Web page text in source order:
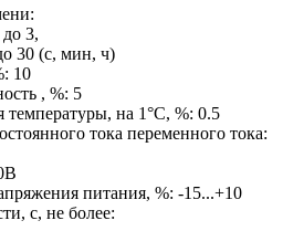
3,
30 (с, мин, ч)
10
, %: 5
на 1°С, %: 0.5
тока переменного тока:
питания, %: -15...+10
с, не более: